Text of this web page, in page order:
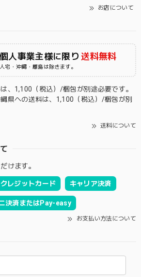
お店について
人事業主様に限り 送料無料
宅・沖縄・離島は除きます。
、1,100（税込）/梱包が別途必要です。
県への送料は、1,100（税込）/梱包が別
送料について
けます。
クレジットカード キャリア決済
決済またはPay-easy
お支払い方法について